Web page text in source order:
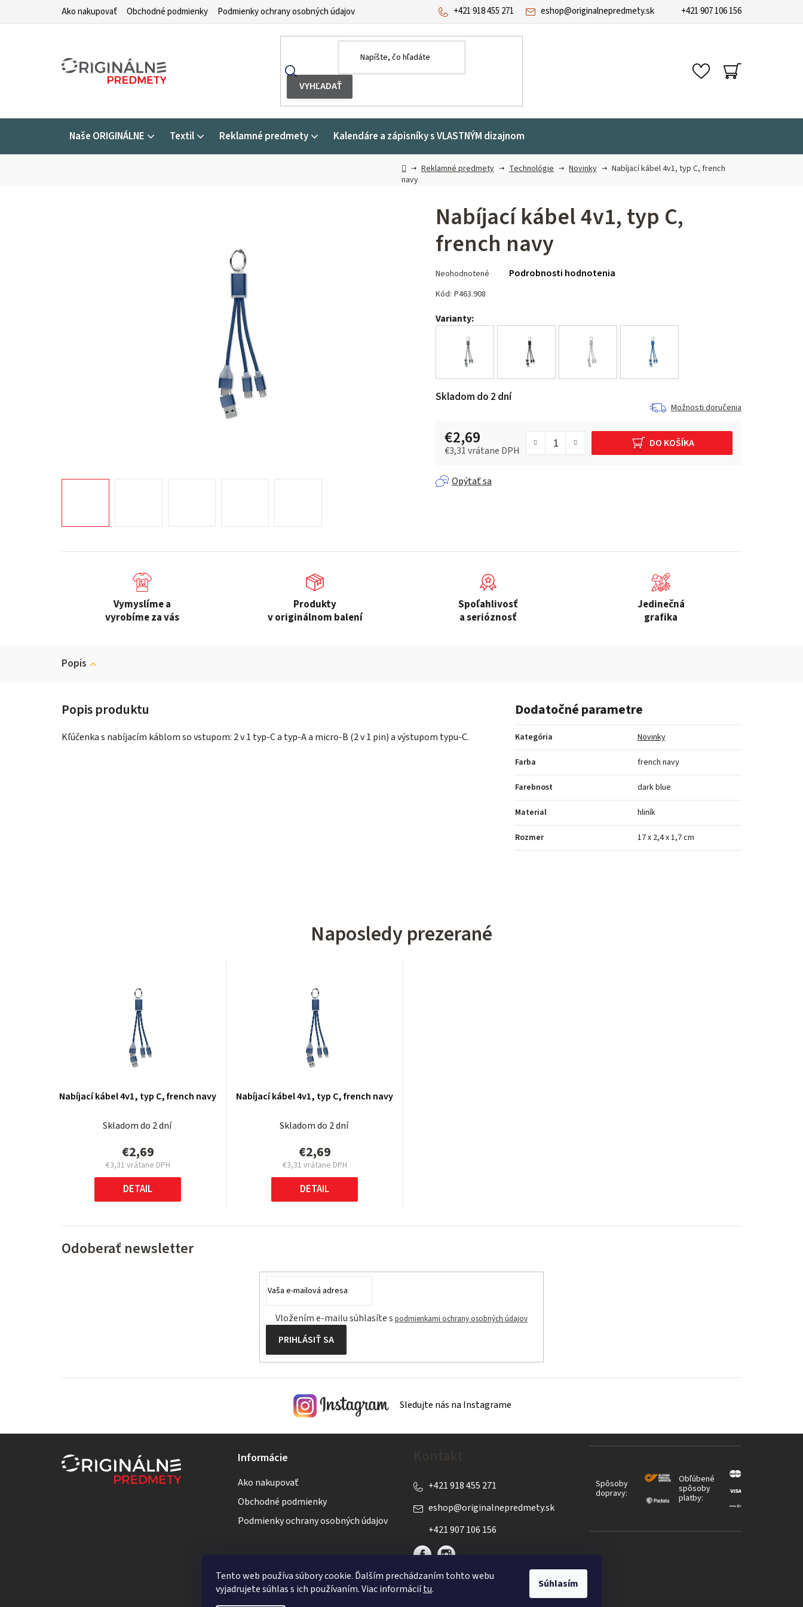
Tento web používa súbory cookie. Ďalším prechádzaním tohto webu
vyjadrujete súhlas s ich používaním. Viac informáciítu. Súhlasím
Ako nakupovať Obchodné podmienky Podmienky ochrany osobných údajov eshop@originalnepredmety.sk
+421 918 455 271 +421 907 106 156
NÁKUPNÝ
KOŠÍK
Naše ORIGINÁLNE Textil Reklamné predmety Kalendáre a zápisníky s VLASTNÝM dizajnom
DomovReklamné predmety Technológie Novinky
Nabíjací kábel 4v1, typ C, french
navy
Nabíjací kábel 4v1, typ C,
french navy
hodnotenie
produktu
0,0
hviezdičiek.
Neohodnotené Podrobnosti hodnotenia
Kód: P463.908
Varianty:
Skladom do 2 dní
Možnosti doručenia
€2,69
€3,31 vrátane DPH
DO KOŠÍKA
Opýtať sa
Vymyslíme a
vyrobíme za vás
Produkty
v originálnom balení
Spoľahlivosť
a serióznosť
Jedinečná
grafika
Popis
Kľúčenka s nabíjacím káblom so vstupom: 2 v 1 typ-C a typ-A a micro-B (2 v 1 pin) a výstupom typu-C.
Dodatočné parametre
Kategória Novinky
Farba french navy
Farebnost dark blue
Material hliník
Rozmer 17 x 2,4 x 1,7 cm
Naposledy prezerané
Nabíjací kábel 4v1, typ C, french navy
Skladom do 2 dní
€2,69
€3,31 vrátane DPH
Jednotková
cena:
DETAIL
Nabíjací kábel 4v1, typ C, french navy
Skladom do 2 dní
€2,69
€3,31 vrátane DPH
Jednotková
cena:
DETAIL
Odoberať newsletter
Vložením e-mailu súhlasíte s podmienkami ochrany osobných údajov
PRIHLÁSIŤ SA
Sledujte nás na Instagrame
Informácie
Ako nakupovať
Obchodné podmienky
Podmienky ochrany osobných údajov
eshop@originalnepredmety.sk
+421 918 455 271
+421 907 106 156
Spôsoby
dopravy:
Obľúbené
spôsoby
platby: